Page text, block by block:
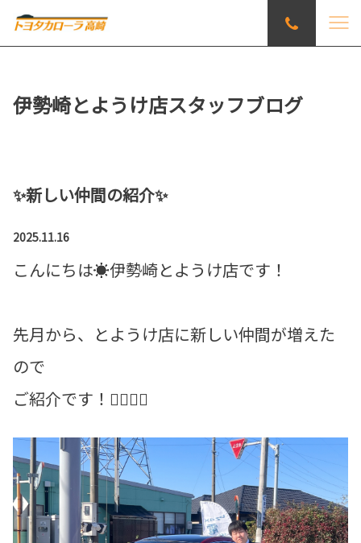
伊勢崎とようけ店スタッフブログ
✨新しい仲間の紹介✨
2025.11.16
こんにちは☀️伊勢崎とようけ店です！
先月から、とようけ店に新しい仲間が増えた
ので
ご紹介です！💁🏻‍♂️✨